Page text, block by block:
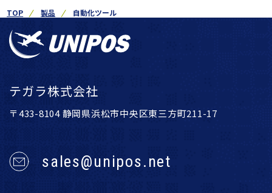
TOP 製品 自動化ツール
テガラ株式会社
〒433-8104 静岡県浜松市中央区東三方町211-17
sales@unipos.net